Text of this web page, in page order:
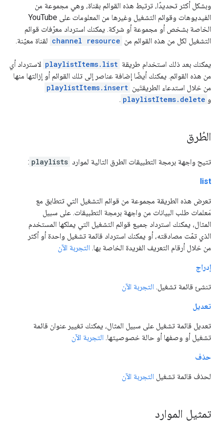
وبشكل أكثر تحديدًا، ترتبط هذه القوائم بقناة، وهي مجموعة من
الفيديوهات وقوائم التشغيل وغيرها من المعلومات على YouTube
الخاصة بشخص أو مجموعة أو شركة. يمكنك استرداد معرّفات قوائم
التشغيل لكل من هذه القوائم من channel resource لقناة معيّنة.
يمكنك بعد ذلك استخدام طريقة playlistItems.list لاسترداد أي
من هذه القوائم. يمكنك أيضًا إضافة عناصر إلى تلك القوائم أو إزالتها منها
من خلال استدعاء الطريقتَين playlistItems.insert
و playlistItems.delete
.
الطُرق
تتيح واجهة برمجة التطبيقات الطرق التالية لموارد playlists
:
list
تعرض هذه الطريقة مجموعة من قوائم التشغيل التي تتطابق مع
مَعلمات طلب البيانات من واجهة برمجة التطبيقات. على سبيل
المثال، يمكنك استرداد جميع قوائم التشغيل التي يملكها المستخدم
الذي تمّت مصادقته، أو يمكنك استرداد قائمة تشغيل واحدة أو أكثر
من خلال أرقام التعريف الفريدة الخاصة بها. التجربة الآن
إدراج
تنشئ قائمة تشغيل. التجربة الآن
تعديل
تعديل قائمة تشغيل على سبيل المثال، يمكنك تغيير عنوان قائمة
تشغيل أو وصفها أو حالة خصوصيتها. التجربة الآن
حذف
لحذف قائمة تشغيل التجربة الآن
تمثيل الموارد